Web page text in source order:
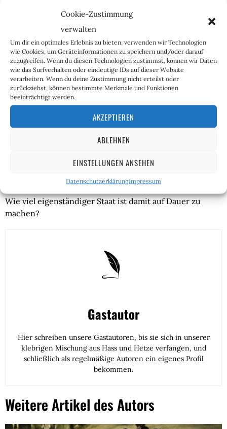
Cookie-Zustimmung
verwalten
Um dir ein optimales Erlebnis zu bieten, verwenden wir Technologien
wie Cookies, um Geräteinformationen zu speichern und/oder darauf
zuzugreifen. Wenn du diesen Technologien zustimmst, können wir Daten
wie das Surfverhalten oder eindeutige IDs auf dieser Website
verarbeiten. Wenn du deine Zustimmung nicht erteilst oder
zurückziehst, können bestimmte Merkmale und Funktionen
beeinträchtigt werden.
AKZEPTIEREN
ABLEHNEN
EINSTELLUNGEN ANSEHEN
DatenschutzerklärungImpressum
Westens weiter begünstigt. Man tritt zunehmend
forscher auf, wie zuletzt die amerikanisch-chinesischen
Verhandlungen in Alaska
Seit ihrer Gründung vor 72 Jahren war es für die
Aufnahme voller diplomatischer Beziehungen mit der
kommunistischen Volksrepublik stets Voraussetzung,
diese mit Taiwan abzubrechen. Das alte Formosa hat
dementsprechend international einen sehr schweren
Stand: gerade 15 kleine, meist arme Länder (Belize,
Guatemala, Haiti, Honduras, die Marschall-Inseln,
Nicaragua, Nauru, Palau, Paraguay, St. Kitts und Nevis, St.
Vatikan) erkennen heutzutage Taiwans Souveränität
Wie viel eigenständiger Staat ist damit auf Dauer zu
machen?
Gastautor
Hier schreiben unsere Gastautoren, bis sie sich in unserer
klebrigen Mischung aus Hass und Hetze verfangen, und
schließlich als regelmäßige Autoren ein eigenes Profil
bekommen.
Weitere Artikel des Autors